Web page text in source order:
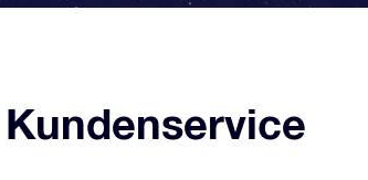
Kundenservice